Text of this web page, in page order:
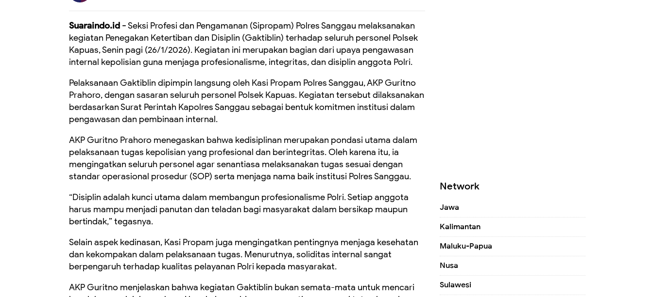
Suaraindo.id -Seksi Profesi dan Pengamanan (Sipropam) Polres Sanggau melaksanakan
kegiatan Penegakan Ketertiban dan Disiplin (Gaktiblin) terhadap seluruh personel Polsek
Kapuas, Senin pagi (26/1/2026). Kegiatan ini merupakan bagian dari upaya pengawasan
internal kepolisian guna menjaga profesionalisme, integritas, dan disiplin anggota Polri.
Pelaksanaan Gaktiblin dipimpin langsung oleh Kasi Propam Polres Sanggau, AKP Guritno
Prahoro, dengan sasaran seluruh personel Polsek Kapuas. Kegiatan tersebut dilaksanakan
berdasarkan Surat Perintah Kapolres Sanggau sebagai bentuk komitmen institusi dalam
pengawasan dan pembinaan internal.
AKP Guritno Prahoro menegaskan bahwa kedisiplinan merupakan pondasi utama dalam
pelaksanaan tugas kepolisian yang profesional dan berintegritas. Oleh karena itu, ia
mengingatkan seluruh personel agar senantiasa melaksanakan tugas sesuai dengan
standar operasional prosedur (SOP) serta menjaga nama baik institusi Polres Sanggau.
“Disiplin adalah kunci utama dalam membangun profesionalisme Polri. Setiap anggota
harus mampu menjadi panutan dan teladan bagi masyarakat dalam bersikap maupun
bertindak,” tegasnya.
Selain aspek kedinasan, Kasi Propam juga mengingatkan pentingnya menjaga kesehatan
dan kekompakan dalam pelaksanaan tugas. Menurutnya, soliditas internal sangat
berpengaruh terhadap kualitas pelayanan Polri kepada masyarakat.
AKP Guritno menjelaskan bahwa kegiatan Gaktiblin bukan semata-mata untuk mencari
Network
Jawa
Kalimantan
Maluku-Papua
Nusa
Sulawesi